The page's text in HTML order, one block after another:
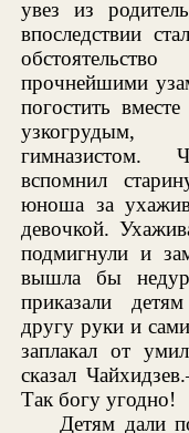
увез из
впоследствии
прочнейшими
погостить
узкогрудым,
гимназистом.
вспомнил
юноша за
девочкой.
подмигнули и
вышла бы
приказали
другу руки и
заплакал от
сказал
Так богу угодно!
Детям дали